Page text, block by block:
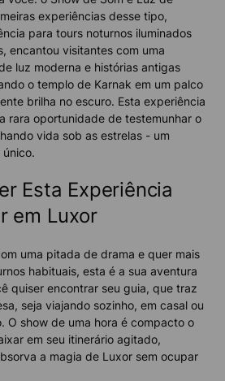
experiências desse tipo,
para tours noturnos iluminados
encantou visitantes com uma
luz moderna e histórias antigas
o templo de Karnak em um palco
brilha no escuro. Esta experiência
rara oportunidade de testemunhar o
vida sob as estrelas - um
Esta Experiência
em Luxor
uma pitada de drama e quer mais
habituais, esta é a sua aventura
quiser encontrar seu guia, que traz
seja viajando sozinho, em casal ou
O show de uma hora é compacto o
em seu itinerário agitado,
a magia de Luxor sem ocupar